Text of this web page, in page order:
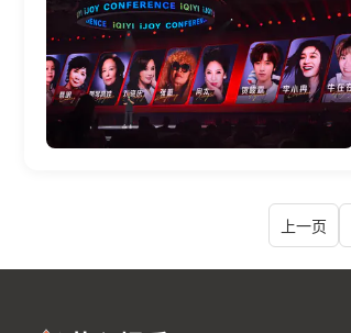
上一页